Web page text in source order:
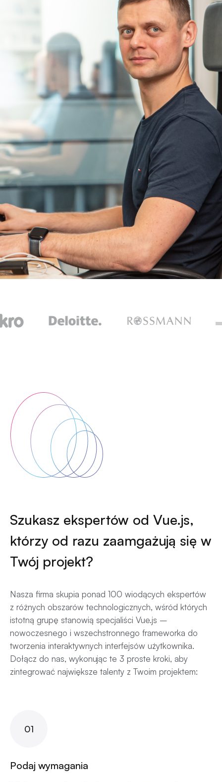
Szukasz ekspertów od Vue.js,
którzy od razu zaamgażują się w
Twój projekt?
Nasza firma skupia ponad 100 wiodących ekspertów
z różnych obszarów technologicznych, wśród których
istotną grupę stanowią specjaliści Vue.js –
nowoczesnego i wszechstronnego frameworka do
tworzenia interaktywnych interfejsów użytkownika.
Dołącz do nas, wykonując te 3 proste kroki, aby
zintegrować największe talenty z Twoim projektem:
01
Podaj wymagania